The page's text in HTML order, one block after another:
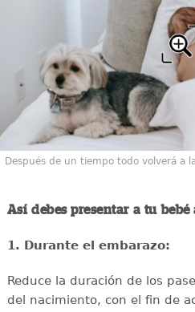
Después de un tiempo todo volverá a
Así debes presentar a tu
1. Durante el embarazo:
Reduce la duración de los
del nacimiento, con el fin de